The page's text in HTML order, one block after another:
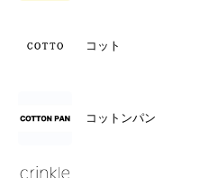
コット
コットンパン